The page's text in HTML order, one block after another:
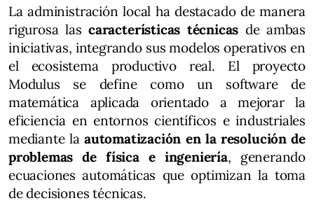
La administración local ha destacado de manera
rigurosa lascaracterísticas técnicas de ambas
iniciativas, integrando sus modelos operativos en
el ecosistema productivo real. El proyecto
Modulus se define como un software de
matemática aplicada orientado a mejorar la
eficiencia en entornos científicos e industriales
mediante laautomatización en la resolución de
problemas de física e ingeniería, generando
ecuaciones automáticas que optimizan la toma
de decisiones técnicas.